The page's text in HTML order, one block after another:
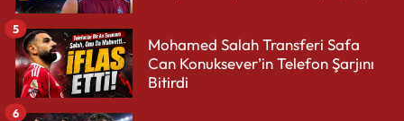
Mohamed Salah Transferi Safa
Can Konuksever’in Telefon Şarjını
Bitirdi
5
6